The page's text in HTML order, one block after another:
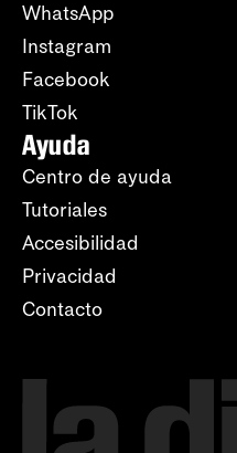
WhatsApp
Instagram
Facebook
TikTok
Ayuda
Centro de ayuda
Tutoriales
Accesibilidad
Privacidad
Contacto